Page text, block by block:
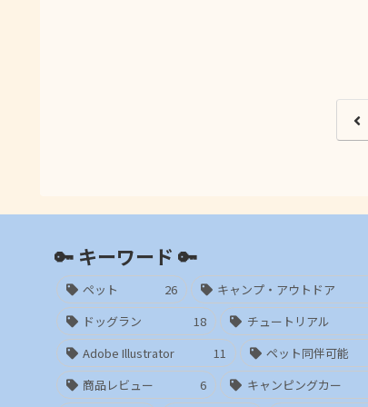
前
🔑 キーワード 🔑
ペット 26 キャンプ・アウトドア
ドッグラン
18 チュートリアル
Adobe Illustrator
11 ペット同伴可能
商品レビュー
6 キャンピングカー